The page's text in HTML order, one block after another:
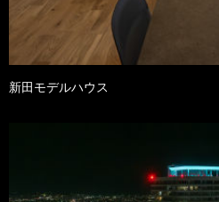
新田モデルハウス